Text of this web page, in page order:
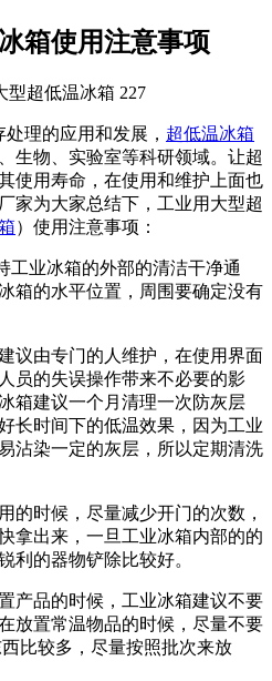
箱使用注意事项
型超低温冰箱 227
理的应用和发展， 超低温冰箱
生物、实验室等科研领域。让超
使用寿命，在使用和维护上面也
家为大家总结下，工业用大型超
）使用注意事项：
业冰箱的外部的清洁干净通
箱的水平位置，周围要确定没有
由专门的人维护，在使用界面
员的失误操作带来不必要的影
箱建议一个月清理一次防灰层
长时间下的低温效果，因为工业
沾染一定的灰层，所以定期清洗
时候，尽量减少开门的次数，
拿出来，一旦工业冰箱内部的的
利的器物铲除比较好。
品的时候，工业冰箱建议不要
放置常温物品的时候，尽量不要
比较多，尽量按照批次来放